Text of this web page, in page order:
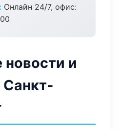
Онлайн 24/7, офис:
новости и
Санкт-